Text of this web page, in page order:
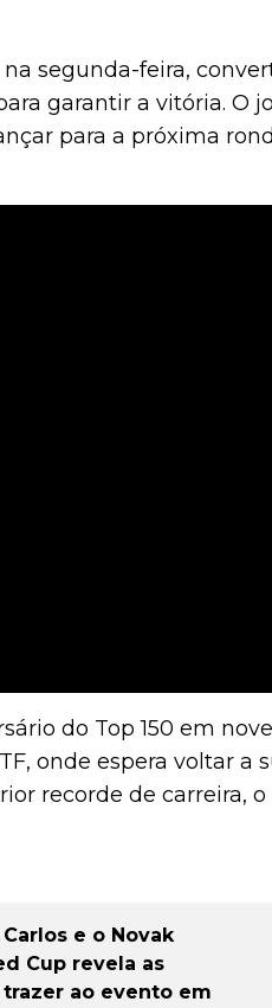
segunda-feira,
garantir a vitória. O
para a próxima
do Top 150 em nove
onde espera voltar a
recorde de carreira, o
e o Novak
Cup revela as
ao evento em